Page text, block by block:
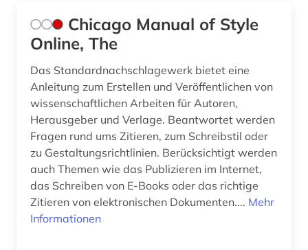
Chicago Manual of Style
Online, The
Das Standardnachschlagewerk bietet eine
Anleitung zum Erstellen und Veröffentlichen von
wissenschaftlichen Arbeiten für Autoren,
Herausgeber und Verlage. Beantwortet werden
Fragen rund ums Zitieren, zum Schreibstil oder
zu Gestaltungsrichtlinien. Berücksichtigt werden
auch Themen wie das Publizieren im Internet,
das Schreiben von E-Books oder das richtige
Zitieren von elektronischen Dokumenten.... Mehr
Informationen